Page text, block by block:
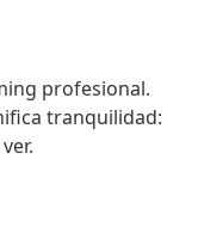
profesional.
tranquilidad: